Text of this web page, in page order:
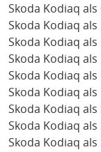
Skoda Kodiaq als
Skoda Kodiaq als
Skoda Kodiaq als
Skoda Kodiaq als
Skoda Kodiaq als
Skoda Kodiaq als
Skoda Kodiaq als
Skoda Kodiaq als
Skoda Kodiaq